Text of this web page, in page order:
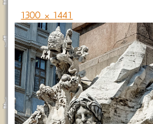
1300 × 1441